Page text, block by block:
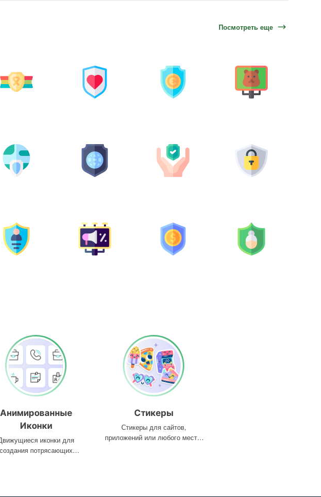
Посмотреть еще
Анимированные
Иконки
иконки для
создания потрясающих
Стикеры
Стикеры для сайтов,
приложений или любого места,